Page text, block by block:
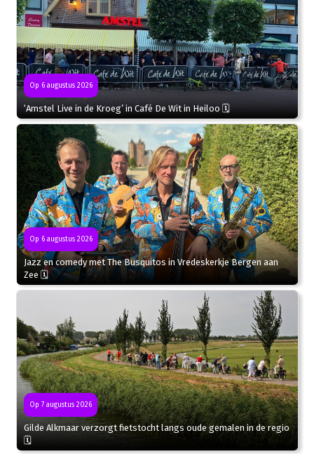
Op 6 augustus 2026
‘Amstel Live in de Kroeg’ in Café De Wit in Heiloo 🗓
Op 6 augustus 2026
Jazz en comedy met The Busquitos in Vredeskerkje Bergen aan
Zee 🗓
Op 7 augustus 2026
Gilde Alkmaar verzorgt fietstocht langs oude gemalen in de regio
🗓